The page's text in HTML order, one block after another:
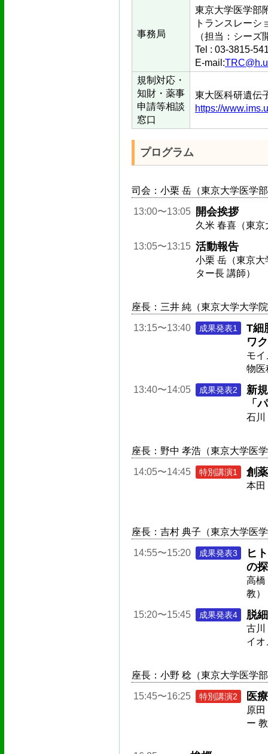
事務局
東京大学医学部
トランスレー
（担当：シーズ
Tel : 03-3815-
E-mail:
規制対応・
知財・薬事
申請等相談
窓口
東大医科研遺伝
https://
プログラム
司会：小栗 岳（東京大学医学
13:00〜13:05 開会挨拶
久米 春喜（東
13:05〜13:15 活動報告
小栗 岳（東京
ター長 講師）
座長：三井 純（東京大学大学
13:15〜13:40 成果発表1
T細
ワ
モ
物医
13:40〜14:05 成果発表2
新
「
石川
座長：野中 孝浩（東京大学医
14:05〜14:45 特別講演1 創
本田
座長：吉村 典子（東京大学医
14:55〜15:20 成果発表3
ヒ
の
高橋
教）
15:20〜15:45 成果発表4 脱
古川
イオ
座長：小野 稔（東京大学医学
15:45〜16:25 特別講演2 医
原
ー